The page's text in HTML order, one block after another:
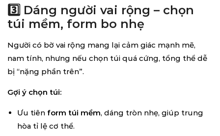
3️⃣ Dáng người vai rộng – chọn
túi mềm, form bo nhẹ
Người có bờ vai rộng mang lại cảm giác mạnh mẽ,
nam tính, nhưng nếu chọn túi quá cứng, tổng thể dễ
bị “nặng phần trên”.
Gợi ý chọn túi:
Ưu tiên form túi mềm, dáng tròn nhẹ, giúp trung
hòa tỉ lệ cơ thể.